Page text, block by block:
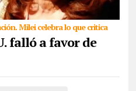
Milei celebra lo que critica
falló a favor de
de ...